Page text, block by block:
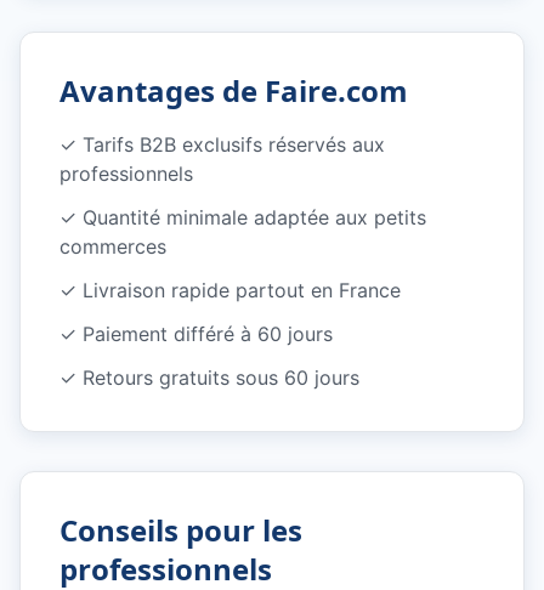
Avantages de Faire.com
✓ Tarifs B2B exclusifs réservés aux
professionnels
✓ Quantité minimale adaptée aux petits
commerces
✓ Livraison rapide partout en France
✓ Paiement différé à 60 jours
✓ Retours gratuits sous 60 jours
Conseils pour les
professionnels